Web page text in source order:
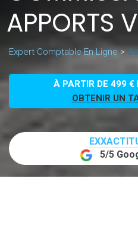
APPORTS
Expert Comptable En Ligne>
À PARTIR DE 499
OBTENIR UN
5/5